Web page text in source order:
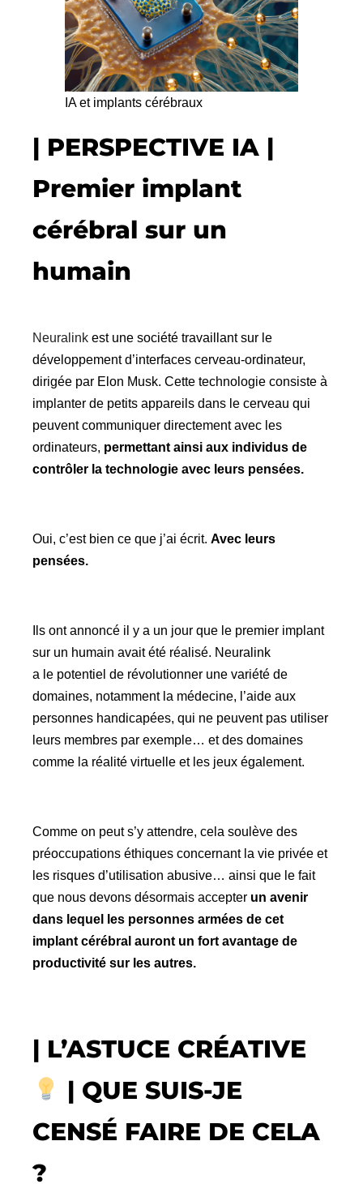
IA et implants cérébraux
| PERSPECTIVE IA |
Premier implant
cérébral sur un
humain
Neuralink est une société travaillant sur le
développement d’interfaces cerveau-ordinateur,
dirigée par Elon Musk. Cette technologie consiste à
implanter de petits appareils dans le cerveau qui
peuvent communiquer directement avec les
ordinateurs, permettant ainsi aux individus de
contrôler la technologie avec leurs pensées.
Oui, c’est bien ce que j’ai écrit. Avec leurs
pensées.
Ils ont annoncé il y a un jour que le premier implant
sur un humain avait été réalisé. Neuralink
a le potentiel de révolutionner une variété de
domaines, notamment la médecine, l’aide aux
personnes handicapées, qui ne peuvent pas utiliser
leurs membres par exemple… et des domaines
comme la réalité virtuelle et les jeux également.
Comme on peut s’y attendre, cela soulève des
préoccupations éthiques concernant la vie privée et
les risques d’utilisation abusive… ainsi que le fait
que nous devons désormais accepter un avenir
dans lequel les personnes armées de cet
implant cérébral auront un fort avantage de
productivité sur les autres.
| L’ASTUCE CRÉATIVE
| QUE SUIS-JE
CENSÉ FAIRE DE CELA
?